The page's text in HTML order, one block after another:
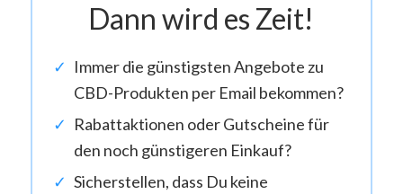
Dann wird es Zeit!
Immer die günstigsten Angebote zu
CBD-Produkten per Email bekommen?
Rabattaktionen oder Gutscheine für
den noch günstigeren Einkauf?
Sicherstellen, dass Du keine